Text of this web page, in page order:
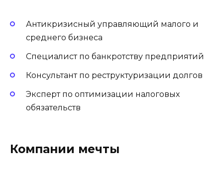
Антикризисный управляющий малого и
среднего бизнеса
Специалист по банкротству предприятий
Консультант по реструктуризации долгов
Эксперт по оптимизации налоговых
обязательств
Компании мечты